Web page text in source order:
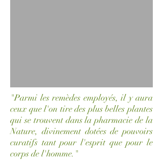
"Parmi les remèdes employés, il y aura
ceux que l'on tire des plus belles plantes
qui se trouvent dans la pharmacie de la
Nature, divinement dotées de pouvoirs
curatifs tant pour l'esprit que pour le
corps de l'homme."